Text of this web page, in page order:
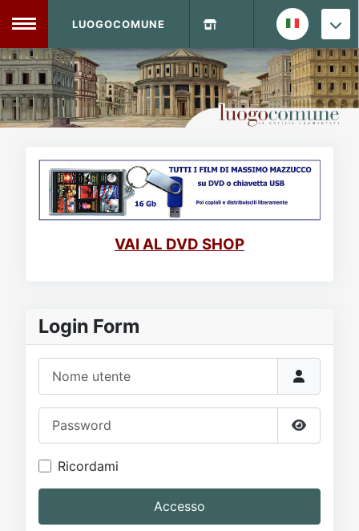
MENU
Home
DVD Shop
Sito
Forum
LUOGOCOMUNE
VAI AL DVD SHOP
Login Form
Mostra
Ricordami
Accesso